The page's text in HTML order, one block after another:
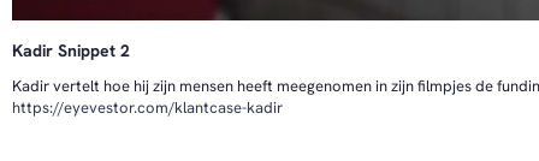
Kadir Snippet 2
Kadir vertelt hoe hij zijn mensen heeft meegenomen in zijn filmpjes de
https://eyevestor.com/klantcase-kadir